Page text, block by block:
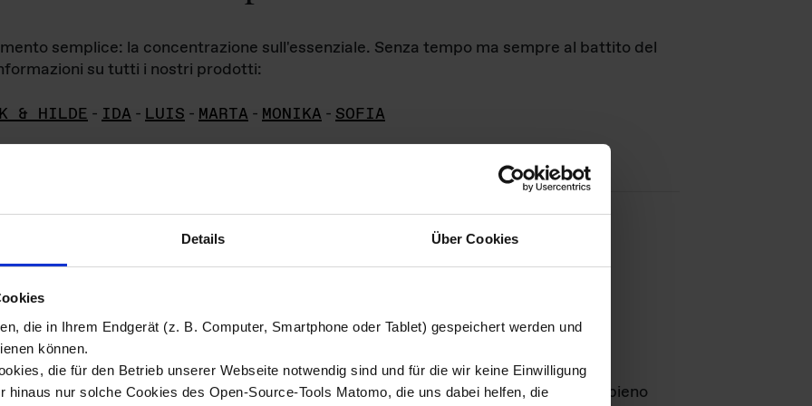
Details Über Cookies
die in Ihrem Endgerät (z. B. Computer, Smartphone oder Tablet) gespeichert werden und
können.
die für den Betrieb unserer Webseite notwendig sind und für die wir keine Einwilligung
hinaus nur solche Cookies des Open-Source-Tools Matomo, die uns dabei helfen, die
semplice: la concentrazione sull'essenziale. Senza tempo ma sempre al battito del
su tutti i nostri prodotti:
& HILDE - IDA - LUIS - MARTA - MONIKA - SOFIA
di immagini
materiale fotografico sono detenuti daDas ganze LebenGmbH e rimangono in pieno